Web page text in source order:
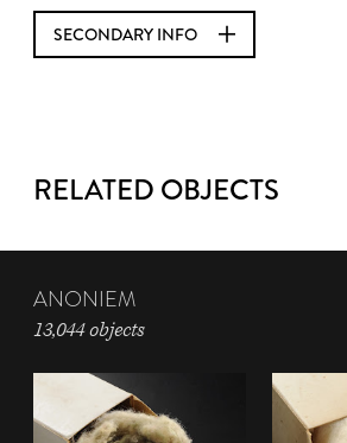
SECONDARY INFO
RELATED OBJECTS
ANONIEM
13,044 objects